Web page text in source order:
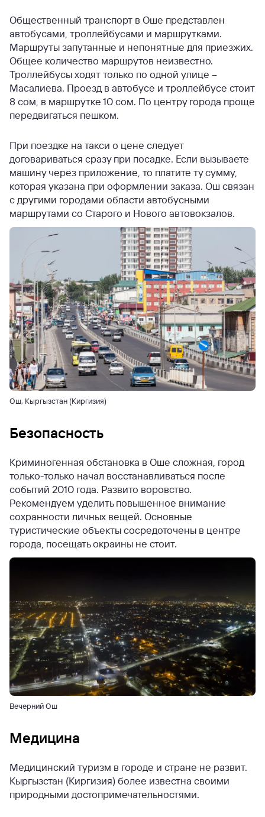
Общественный транспорт в Оше представлен
автобусами, троллейбусами и маршрутками.
Маршруты запутанные и непонятные для приезжих.
Общее количество маршрутов неизвестно.
Троллейбусы ходят только по одной улице –
Масалиева. Проезд в автобусе и троллейбусе стоит
8 сом, в маршрутке 10 сом. По центру города проще
передвигаться пешком.
При поездке на такси о цене следует
договариваться сразу при посадке. Если вызываете
машину через приложение, то платите ту сумму,
которая указана при оформлении заказа. Ош связан
с другими городами области автобусными
маршрутами со Старого и Нового автовокзалов.
Ош, Кыргызстан (Киргизия)
Безопасность
Криминогенная обстановка в Оше сложная, город
только-только начал восстанавливаться после
событий 2010 года. Развито воровство.
Рекомендуем уделить повышенное внимание
сохранности личных вещей. Основные
туристические объекты сосредоточены в центре
города, посещать окраины не стоит.
Вечерний Ош
Медицина
Медицинский туризм в городе и стране не развит.
Кыргызстан (Киргизия) более известна своими
природными достопримечательностями.